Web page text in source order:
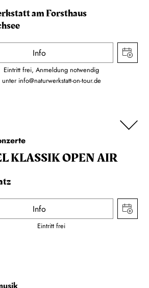
am Forsthaus
Info
Eintritt frei, Anmeldung notwendig
unter info@naturwerkstatt-on-tour.de
KLASSIK OPEN AIR
Info
Eintritt frei